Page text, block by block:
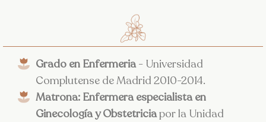
Grado en Enfermeria- Universidad
Complutense de Madrid 2010-2014.
Matrona: Enfermera especialista en
Ginecología y Obstetriciapor la Unidad